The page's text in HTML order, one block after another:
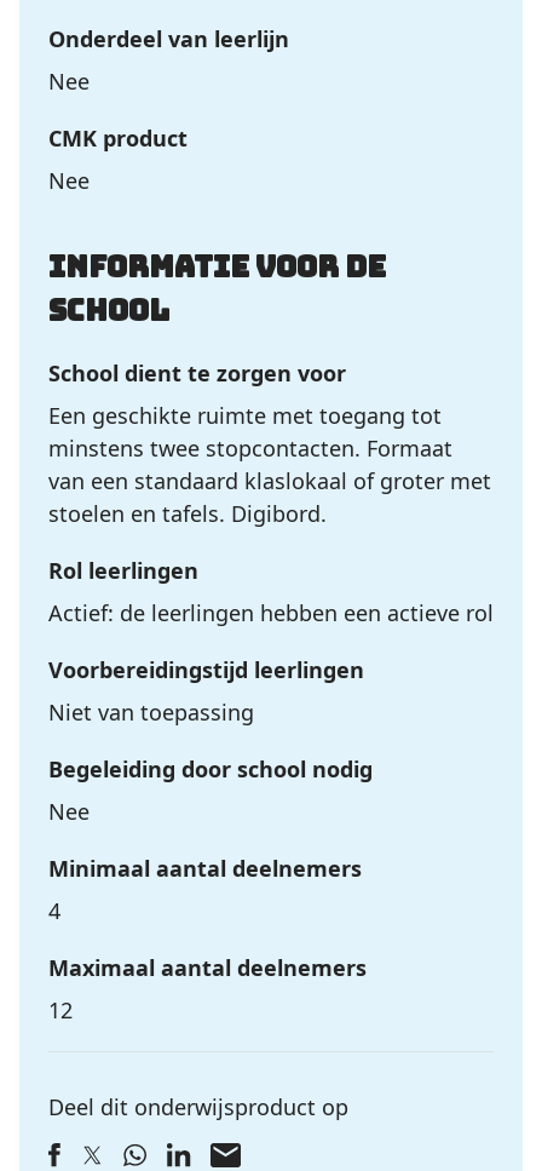
Onderdeel van leerlijn
Nee
CMK product
Nee
Informatie voor de
school
School dient te zorgen voor
Een geschikte ruimte met toegang tot
minstens twee stopcontacten. Formaat
van een standaard klaslokaal of groter met
stoelen en tafels. Digibord.
Rol leerlingen
Actief: de leerlingen hebben een actieve rol
Voorbereidingstijd leerlingen
Niet van toepassing
Begeleiding door school nodig
Nee
Minimaal aantal deelnemers
4
Maximaal aantal deelnemers
12
Deel dit onderwijsproduct op